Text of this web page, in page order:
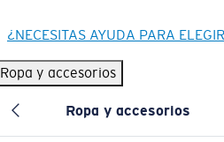
¿NECESITAS AYUDA PARA
Ropa y accesorios
Ropa y accesorios